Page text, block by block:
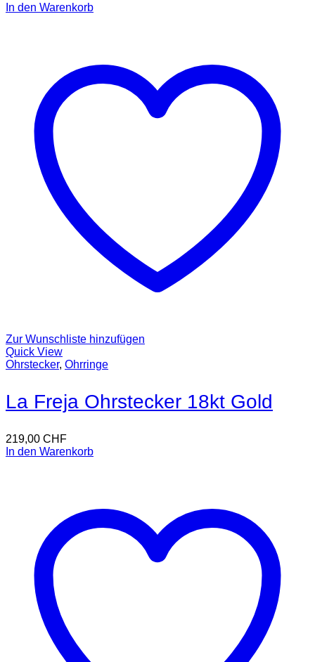
In den Warenkorb
Zur Wunschliste hinzufügen
Quick View
Ohrstecker, Ohrringe
La Freja Ohrstecker 18kt Gold
219,00 CHF
In den Warenkorb